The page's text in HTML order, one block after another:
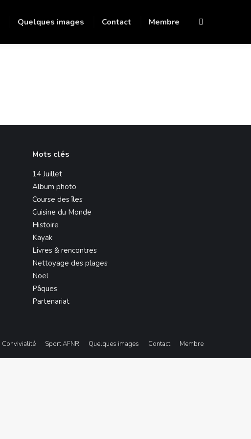
Quelques images Contact Membre
Recherche
Mots clés
14 Juillet
Album photo
Course des îles
Cuisine du Monde
Histoire
Kayak
Livres & rencontres
Nettoyage des plages
Noel
Pâques
Partenariat
Convivialité Sport AFNR Quelques images Contact Membre